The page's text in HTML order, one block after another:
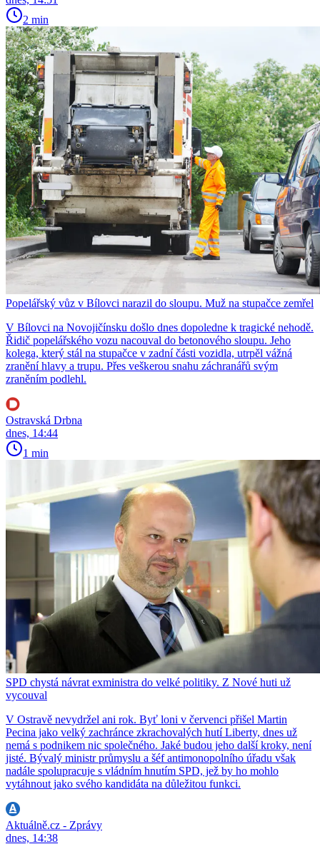
2 min
Popelářský vůz v Bílovci narazil do sloupu. Muž na stupačce zemřel
V Bílovci na Novojičínsku došlo dnes dopoledne k tragické nehodě.
Řidič popelářského vozu nacouval do betonového sloupu. Jeho
kolega, který stál na stupačce v zadní části vozidla, utrpěl vážná
zranění hlavy a trupu. Přes veškerou snahu záchranářů svým
zraněním podlehl.
Ostravská Drbna
dnes, 14:44
1 min
SPD chystá návrat exministra do velké politiky. Z Nové huti už
vycouval
V Ostravě nevydržel ani rok. Byť loni v červenci přišel Martin
Pecina jako velký zachránce zkrachovalých hutí Liberty, dnes už
nemá s podnikem nic společného. Jaké budou jeho další kroky, není
jisté. Bývalý ministr průmyslu a šéf antimonopolního úřadu však
nadále spolupracuje s vládním hnutím SPD, jež by ho mohlo
vytáhnout jako svého kandidáta na důležitou funkci.
Aktuálně.cz - Zprávy
dnes, 14:38